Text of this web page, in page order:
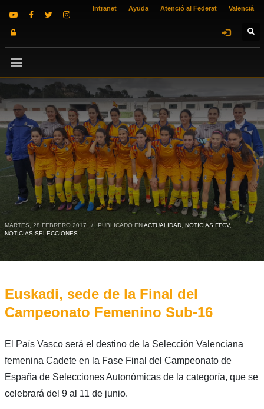
Intranet Ayuda Atenció al Federat Valencià
MARTES, 28 FEBRERO 2017 / PUBLICADO ENACTUALIDAD, NOTICIAS FFCV,
NOTICIAS SELECCIONES
Euskadi, sede de la Final del
Campeonato Femenino Sub-16
El País Vasco será el destino de la Selección Valenciana
femenina Cadete en la Fase Final del Campeonato de
España de Selecciones Autonómicas de la categoría, que se
celebrará del 9 al 11 de junio.